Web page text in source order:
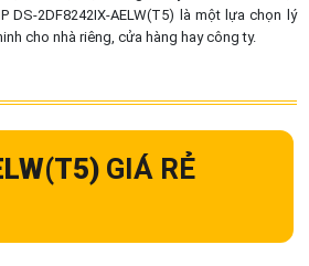
DS-2DF8242IX-AELW(T5) là một lựa chọn lý
cho nhà riêng, cửa hàng hay công ty.
GIÁ RẺ